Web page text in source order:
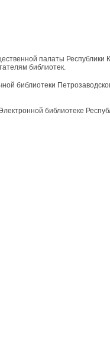
палаты Республики
библиотек.
библиотеки
библиотеке